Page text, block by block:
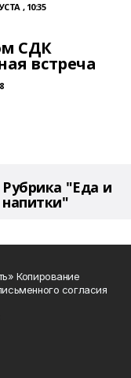
, 10:35
СДК
встреча
Рубрика "Еда и
напитки"
Копирование
согласия